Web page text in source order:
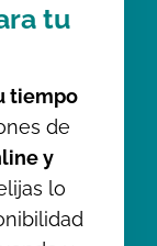
tu
tiempo
de
y
lo